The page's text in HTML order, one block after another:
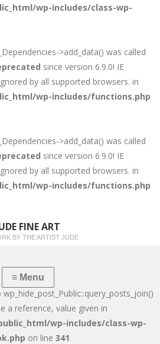
wp-includes/class-wp-
>add_data() was called
since version 6.9.0! IE
by all supported browsers. in
wp-includes/functions.php
>add_data() was called
since version 6.9.0! IE
by all supported browsers. in
wp-includes/functions.php
FINE ART
BY THE ARTIST JUDE
a reference, value given in
wp-includes/class-wp-
on line 341